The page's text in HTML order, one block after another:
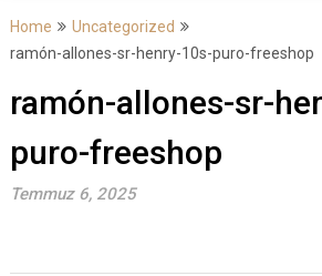
Home
Uncategorized
ramón-allones-sr-henry-10s-puro-freeshop
ramón-allones-sr-
puro-freeshop
Temmuz 6, 2025